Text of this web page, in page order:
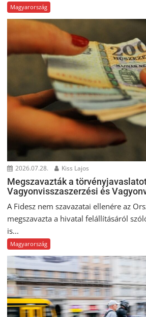
Magyarország
2026.07.28. Kiss Lajos
Megszavazták a
Vagyonvisszaszerzési és
A Fidesz nem szavazatai ellenére az
megszavazta a hivatal felállításáról
is...
Magyarország